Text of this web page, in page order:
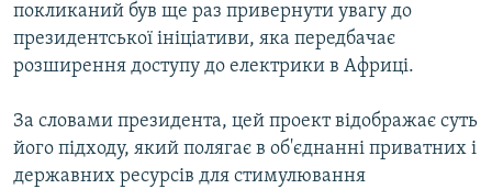
покликаний був ще раз привернути увагу до
президентської ініціативи, яка передбачає
розширення доступу до електрики в Африці.
За словами президента, цей проект відображає суть
його підходу, який полягає в об'єднанні приватних і
державних ресурсів для стимулювання